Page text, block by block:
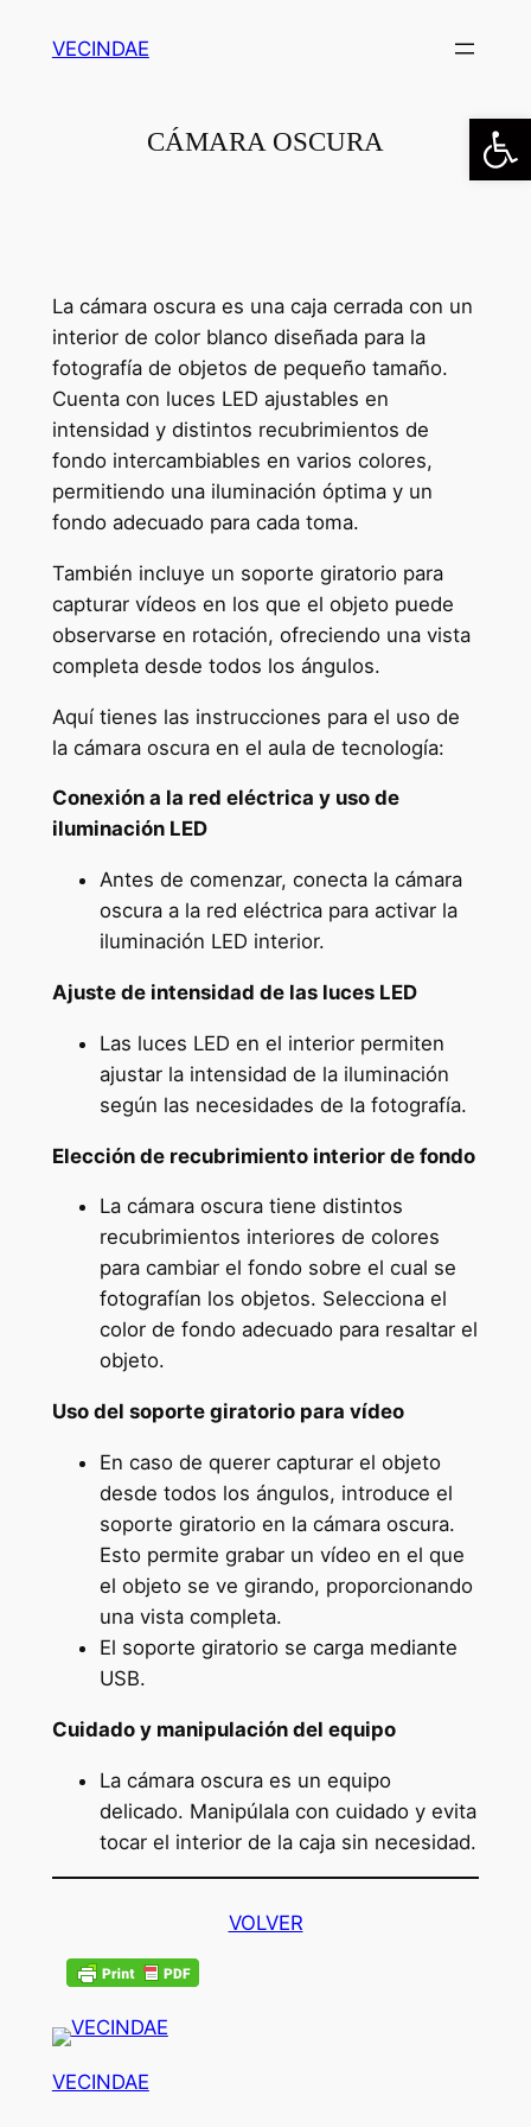
VECINDAE
CÁMARA OSCURA
La cámara oscura es una caja cerrada con un
interior de color blanco diseñada para la
fotografía de objetos de pequeño tamaño.
Cuenta con luces LED ajustables en
intensidad y distintos recubrimientos de
fondo intercambiables en varios colores,
permitiendo una iluminación óptima y un
fondo adecuado para cada toma.
También incluye un soporte giratorio para
capturar vídeos en los que el objeto puede
observarse en rotación, ofreciendo una vista
completa desde todos los ángulos.
Aquí tienes las instrucciones para el uso de
la cámara oscura en el aula de tecnología:
Conexión a la red eléctrica y uso de
iluminación LED
Antes de comenzar, conecta la cámara
oscura a la red eléctrica para activar la
iluminación LED interior.
Ajuste de intensidad de las luces LED
Las luces LED en el interior permiten
ajustar la intensidad de la iluminación
según las necesidades de la fotografía.
Elección de recubrimiento interior de fondo
La cámara oscura tiene distintos
recubrimientos interiores de colores
para cambiar el fondo sobre el cual se
fotografían los objetos. Selecciona el
color de fondo adecuado para resaltar el
objeto.
Uso del soporte giratorio para vídeo
En caso de querer capturar el objeto
desde todos los ángulos, introduce el
soporte giratorio en la cámara oscura.
Esto permite grabar un vídeo en el que
el objeto se ve girando, proporcionando
una vista completa.
El soporte giratorio se carga mediante
USB.
Cuidado y manipulación del equipo
La cámara oscura es un equipo
delicado. Manipúlala con cuidado y evita
tocar el interior de la caja sin necesidad.
VOLVER
VECINDAE
Abrir